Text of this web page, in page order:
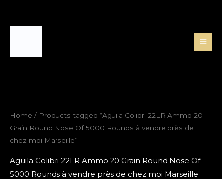
Home / Products tagged “Aguila Colibri 22LR Ammo 20
Grain Round Nose Of 5000 Rounds à vendre près de
chez moi Marseille”
Aguila Colibri 22LR Ammo 20 Grain Round Nose Of
5000 Rounds à vendre près de chez moi Marseille